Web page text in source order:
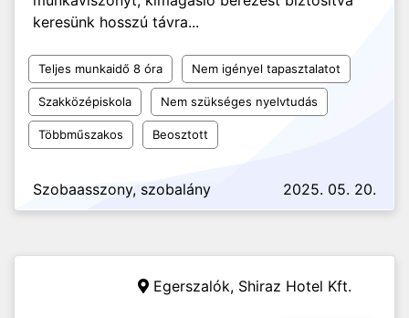
keresünk hosszú távra...
Teljes munkaidő 8 óra Nem igényel tapasztalatot
Szakközépiskola Nem szükséges nyelvtudás
Többműszakos Beosztott
Szobaasszony, szobalány 2025. 05. 20.
Egerszalók, Shiraz Hotel Kft.